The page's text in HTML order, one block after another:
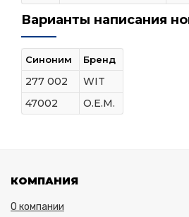
Варианты написания
Синоним Бренд
277 002
WIT
47002
O.E.M.
КОМПАНИЯ
О компании